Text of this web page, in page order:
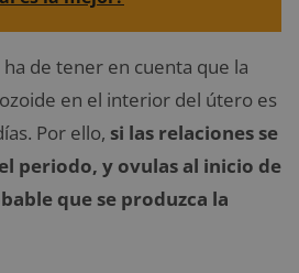
de tener en cuenta que la
en el interior del útero es
Por ello, si las relaciones se
periodo, y ovulas al inicio de
que se produzca la